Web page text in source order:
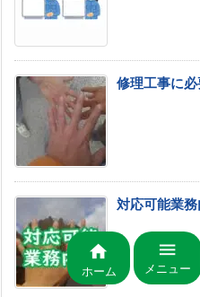
修理工事に
対応可能業

ホーム

メニュー